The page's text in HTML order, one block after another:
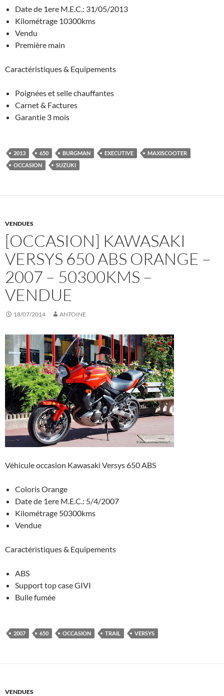
Date de 1ere M.E.C.: 31/05/2013
Kilométrage 10300kms
Vendu
Première main
Caractéristiques & Equipements
Poignées et selle chauffantes
Carnet & Factures
Garantie 3 mois
2013 650 BURGMAN EXECUTIVE
MAXISCOOTER
OCCASION
SUZUKI
VENDUES
[OCCASION] KAWASAKI
VERSYS 650 ABS ORANGE –
2007 – 50300KMS –
VENDUE
18/07/2014 ANTOINE
Véhicule occasion Kawasaki Versys 650 ABS
Coloris Orange
Date de 1ere M.E.C.: 5/4/2007
Kilométrage 50300kms
Vendue
Caractéristiques & Equipements
ABS
Support top case GIVI
Bulle fumée
2007 650 OCCASION TRAIL VERSYS
VENDUES